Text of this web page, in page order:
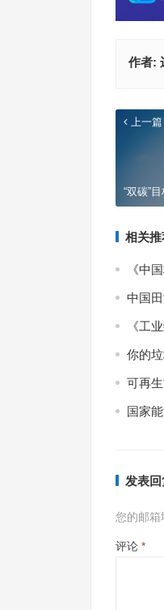
作者:
上一篇
“双碳”
相关推
《中
中国
《工
你的
可再
国家
发表回
您的邮箱
评论 *